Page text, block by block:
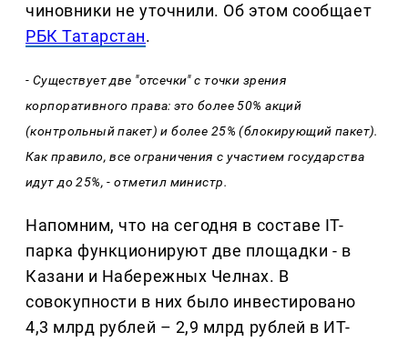
чиновники не уточнили. Об этом сообщает
РБК Татарстан.
- Существует две "отсечки" с точки зрения
корпоративного права: это более 50% акций
(контрольный пакет) и более 25% (блокирующий пакет).
Как правило, все ограничения с участием государства
идут до 25%, - отметил министр.
Напомним, что на сегодня в составе IT-
парка функционируют две площадки - в
Казани и Набережных Челнах. В
совокупности в них было инвестировано
4,3 млрд рублей – 2,9 млрд рублей в ИТ-